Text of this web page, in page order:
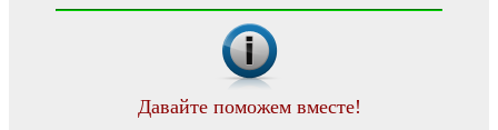
Давайте поможем вместе!